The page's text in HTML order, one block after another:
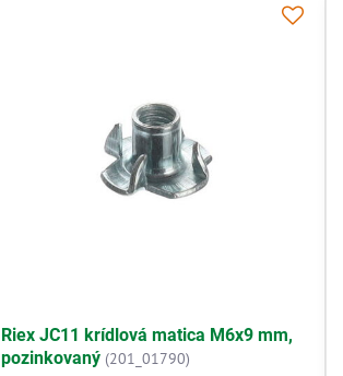
Riex JC11 krídlová matica M6x9 mm,
pozinkovaný (201_01790)